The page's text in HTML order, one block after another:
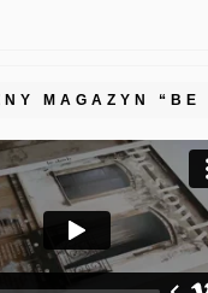
MAGAZYN “BE